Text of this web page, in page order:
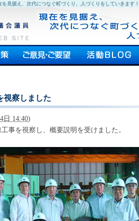
据え、次代につなぐ町づくり、人づくりをしていきます
視察しました
日 14:40)
事を視察し、概要説明を受けました。